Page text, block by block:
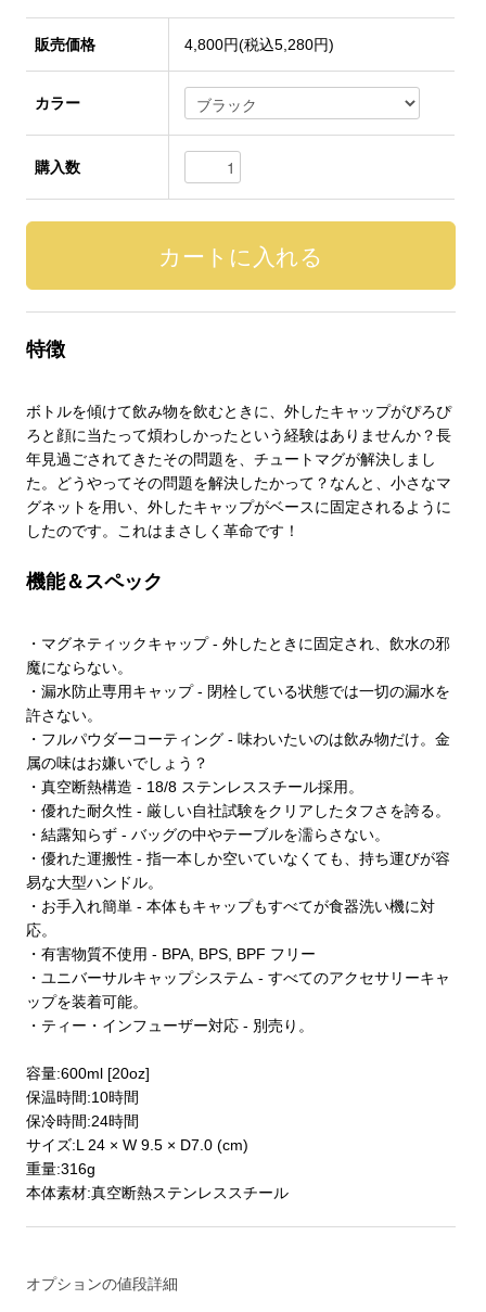
販売価格 4,800円(税込5,280円)
カラー
購入数
特徴
ボトルを傾けて飲み物を飲むときに、外したキャップがぴろぴ
ろと顔に当たって煩わしかったという経験はありませんか？長
年見過ごされてきたその問題を、チュートマグが解決しまし
た。どうやってその問題を解決したかって？なんと、小さなマ
グネットを用い、外したキャップがベースに固定されるように
したのです。これはまさしく革命です！
機能＆スペック
・マグネティックキャップ - 外したときに固定され、飲水の邪
魔にならない。
・漏水防止専用キャップ - 閉栓している状態では一切の漏水を
許さない。
・フルパウダーコーティング - 味わいたいのは飲み物だけ。金
属の味はお嫌いでしょう？
・真空断熱構造 - 18/8 ステンレススチール採用。
・優れた耐久性 - 厳しい自社試験をクリアしたタフさを誇る。
・結露知らず - バッグの中やテーブルを濡らさない。
・優れた運搬性 - 指一本しか空いていなくても、持ち運びが容
易な大型ハンドル。
・お手入れ簡単 - 本体もキャップもすべてが食器洗い機に対
応。
・有害物質不使用 - BPA, BPS, BPF フリー
・ユニバーサルキャップシステム - すべてのアクセサリーキャ
ップを装着可能。
・ティー・インフューザー対応 - 別売り。
容量:600ml [20oz]
保温時間:10時間
保冷時間:24時間
サイズ:L 24 × W 9.5 × D7.0 (cm)
重量:316g
本体素材:真空断熱ステンレススチール
オプションの値段詳細